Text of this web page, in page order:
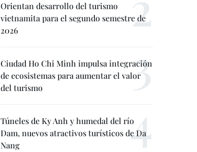
Orientan desarrollo del turismo
vietnamita para el segundo semestre de
2026
Ciudad Ho Chi Minh impulsa integración
de ecosistemas para aumentar el valor
del turismo
Túneles de Ky Anh y humedal del río
Dam, nuevos atractivos turísticos de Da
Nang